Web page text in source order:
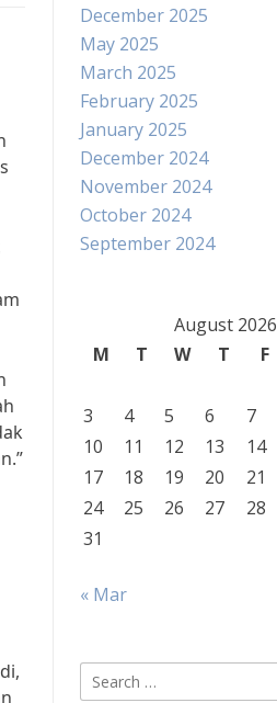
December 2025
May 2025
March 2025
February 2025
January 2025
December 2024
November 2024
October 2024
September 2024
August 2026
M
T W T F
3
4 5 6 7
10
11 12 13 14
17
18 19 20 21
24
25 26 27 28
31
« Mar
Search